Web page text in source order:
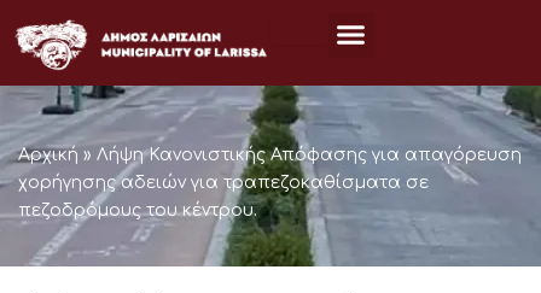
στο
περιεχόμενο
Αρχική » Λήψη Κανονιστικής Απόφασης για απαγόρευση
χορήγησης αδειών για τραπεζοκαθίσματα σε
πεζοδρόμους του κέντρου.